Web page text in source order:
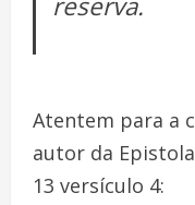
Atentem para a
autor da
13 versículo 4: